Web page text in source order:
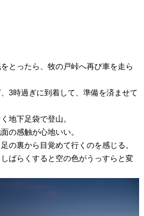
とったら、牧の戸峠へ再び車を走ら
3時過ぎに到着して、準備を済ませて
地下足袋で登山。
の感触が心地いい。
の裏から目覚めて行くのを感じる。
ばらくすると空の色がうっすらと変